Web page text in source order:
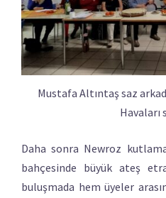
Mustafa Altıntaş saz
Havaları
Daha sonra Newroz
bahçesinde büyük ateş
buluşmada hem üyeler